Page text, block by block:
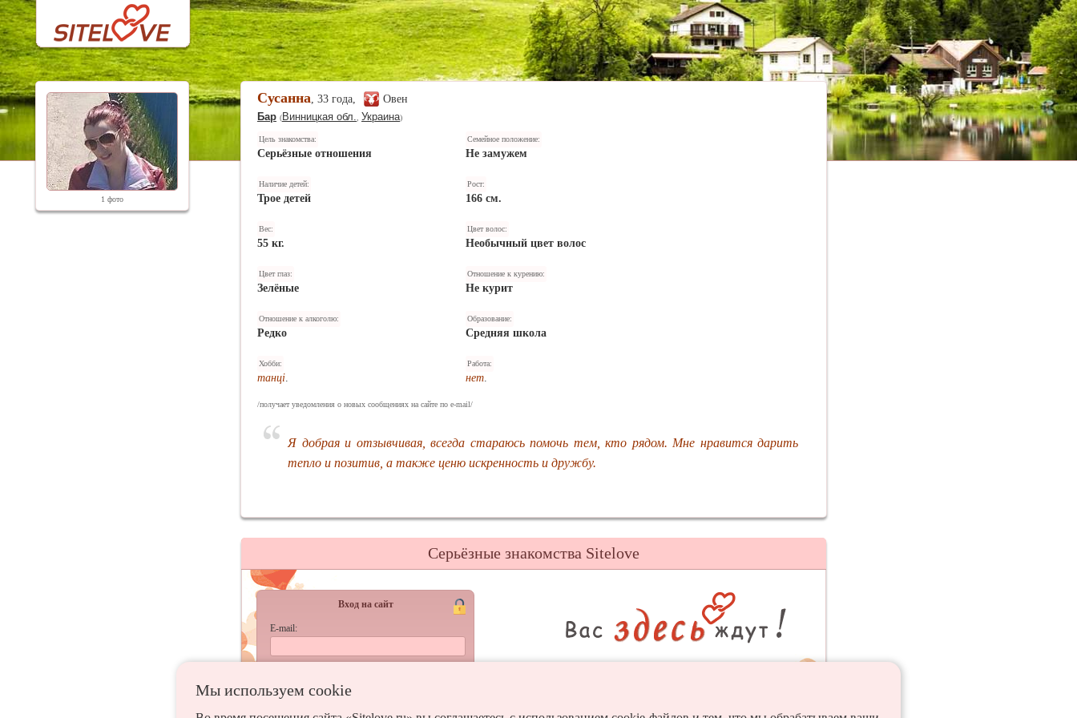
1 фото
Сусанна, 33 года,
Овен
Бар (Винницкая обл. Украина)
Цель знакомства:
Серьёзные отношения
Семейное положение:
Не замужем
Наличие детей:
Трое детей
Рост:
166 см.
Вес:
55 кг.
Цвет волос:
Необычный цвет волос
Цвет глаз:
Зелёные
Отношение к курению:
Не курит
Отношение к алкоголю:
Редко
Образование:
Средняя школа
Хобби:
танці.
Работа:
нет.
/получает уведомления о новых сообщениях на сайте по e-mail/
Я добрая и отзывчивая, всегда стараюсь помочь тем, кто рядом. Мне нравится дарить
тепло и позитив, а также ценю искренность и дружбу.
Мы используем сookie
Серьёзные знакомства Sitelove
Вход на сайт
E-mail: